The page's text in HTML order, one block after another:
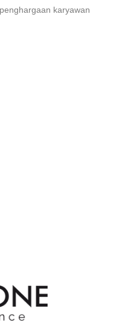
karyawan